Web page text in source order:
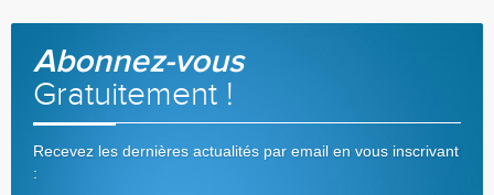
Abonnez-vous
Gratuitement !
Recevez les dernières actualités par email en vous inscrivant
: